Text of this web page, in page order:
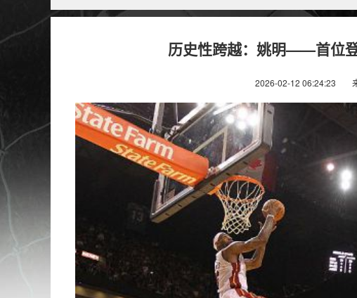
历史性跨越：姚明——首位
2026-02-12 06:24:23